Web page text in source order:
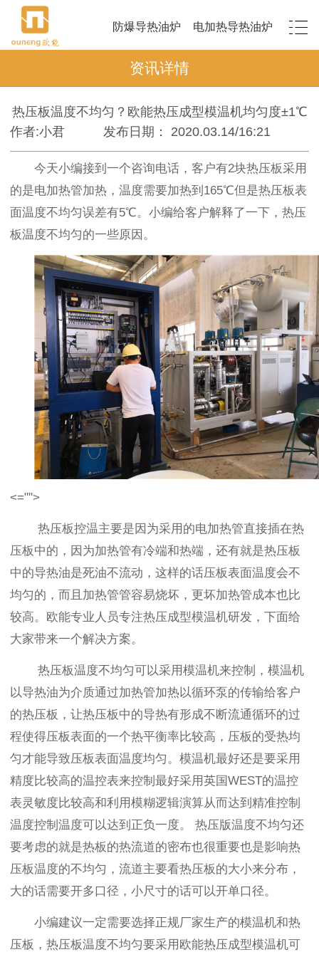
防爆导热油炉 电加热导热油炉
资讯详情
热压板温度不均匀？欧能热压成型模温机均匀度±1℃
作者:小君
发布日期： 2020.03.14/16:21
今天小编接到一个咨询电话，客户有2块热压板采用
的是电加热管加热，温度需要加热到165℃但是热压板表
面温度不均匀误差有5℃。小编给客户解释了一下，热压
板温度不均匀的一些原因。
<="">
热压板控温主要是因为采用的电加热管直接插在热
压板中的，因为加热管有冷端和热端，还有就是热压板
中的导热油是死油不流动，这样的话压板表面温度会不
均匀的，而且加热管管容易烧坏，更坏加热管成本也比
较高。欧能专业人员专注热压成型模温机研发，下面给
大家带来一个解决方案。
热压板温度不均匀可以采用模温机来控制，模温机
以导热油为介质通过加热管加热以循环泵的传输给客户
的热压板，让热压板中的导热有形成不断流通循环的过
程使得压板表面的一个热平衡率比较高，压板的受热均
匀才能导致压板表面温度均匀。模温机最好还是要采用
精度比较高的温控表来控制最好采用英国WEST的温控
表灵敏度比较高和利用模糊逻辑演算从而达到精准控制
温度控制温度可以达到正负一度。 热压版温度不均匀还
要考虑的就是热板的热流道的密布也很重要也是影响热
压板温度的不均匀，流道主要看热压板的大小来分布，
大的话需要开多口径，小尺寸的话可以开单口径。
小编建议一定需要选择正规厂家生产的模温机和热
压板，热压板温度不均匀要采用欧能热压成型模温机可